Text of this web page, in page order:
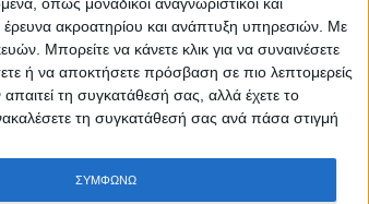
ακροατηρίου και ανάπτυξη υπηρεσιών. Με
Μπορείτε να κάνετε κλικ για να συναινέσετε
ή να αποκτήσετε πρόσβαση σε πιο λεπτομερείς
τη συγκατάθεσή σας, αλλά έχετε το
τη συγκατάθεσή σας ανά πάσα στιγμή
ΣΥΜΦΩΝΩ
Μ.Η.Τ.
242814